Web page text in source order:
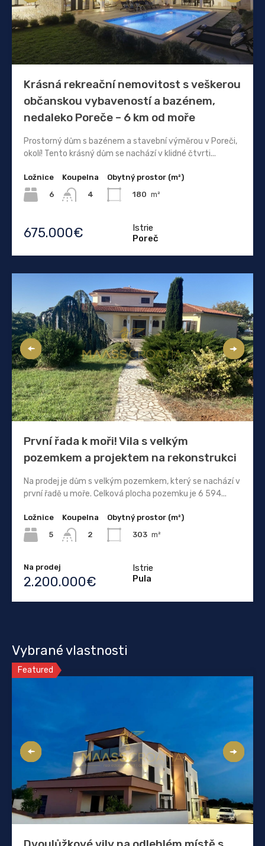
Krásná rekreační nemovitost s veškerou
občanskou vybaveností a bazénem, ​​
nedaleko Poreče – 6 km od moře
Prostorný dům s bazénem a stavební výměrou v Poreči,
okolí! Tento krásný dům se nachází v klidné čtvrti...
Ložnice
6
Koupelna
4
Obytný prostor (m²)
180 m²
675.000€
Istrie
Poreč
První řada k moři! Vila s velkým
pozemkem a projektem na rekonstrukci
Na prodej je dům s velkým pozemkem, který se nachází v
první řadě u moře. Celková plocha pozemku je 6 594...
Ložnice
5
Koupelna
2
Obytný prostor (m²)
303 m²
Na prodej
2.200.000€
Istrie
Pula
Vybrané vlastnosti
Featured